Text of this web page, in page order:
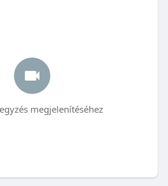
megjelenítéséhez